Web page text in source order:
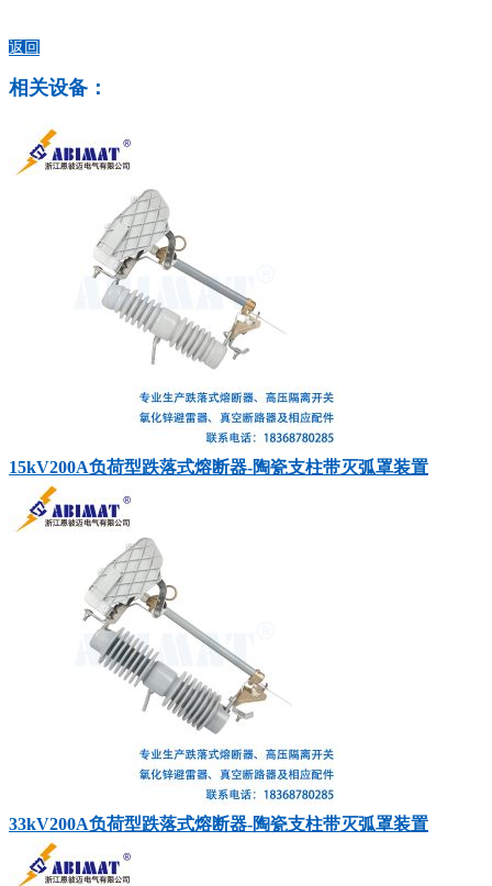
返回
相关设备：
15kV200A负荷型跌落式熔断器-陶瓷支柱带灭弧罩装置
33kV200A负荷型跌落式熔断器-陶瓷支柱带灭弧罩装置